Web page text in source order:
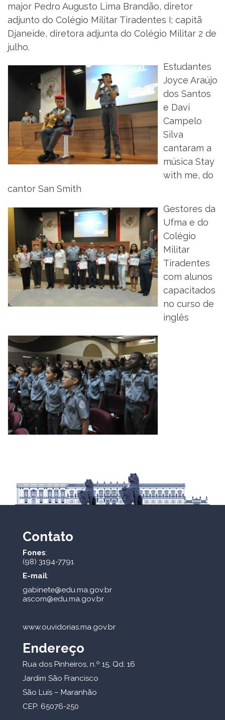
major Pedro Augusto Lima Brandão, diretor
adjunto do Colégio Militar Tiradentes I; capitã
Djaneide, diretora adjunta do Colégio Militar 2 de
julho.
Estudantes
Joyce Araújo
dos Santos
e Davi
Campelo
Silva
cantaram a
música Stay
with me, do
cantor San Smith
Gestores da
Ufma e do
Colégio
Militar
Tiradentes
com alunos
capacitados
no curso de
inglês
Contato
Fones:
(98) 3194-7791
E-mail:
gabinete@edu.ma.gov.br
ascom@edu.ma.gov.br
www.ouvidorias.ma.gov.br
Endereço
Rua dos Pinheiros, n.º 15, Qd. 16
Jardim São Francisco
São Luís – Maranhão
CEP: 65076-250